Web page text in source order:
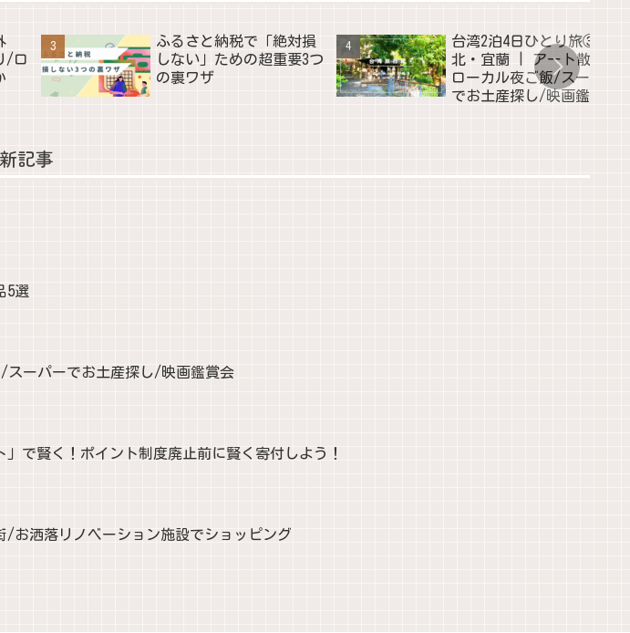
/ロ
ふるさと納税で「絶対損
しない」ための超重要3つ
の裏ワザ
台湾2泊4日ひとり旅③台
北・宜蘭 | アート散策/
ローカル夜ご飯/スーパー
でお土産探し/映画鑑賞会
記事
5選
ーパーでお土産探し/映画鑑賞会
で賢く！ポイント制度廃止前に賢く寄付しよう！
洒落リノベーション施設でショッピング